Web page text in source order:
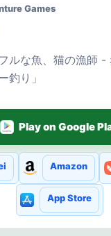
Games
ルな魚、猫の漁師 -
釣り」
Play on Google
Amazon
App Store